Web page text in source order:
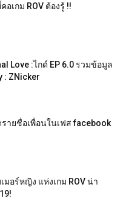
อเกม ROV ต้องรู้ !!
Love :ไกด์ EP 6.0 รวมข้อมูล
: ZNicker
ายชื่อเพื่อนในเฟส facebook
มอร์หญิง แห่งเกม ROV น่า